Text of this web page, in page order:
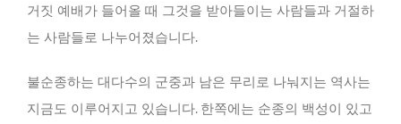
거짓 예배가 들어올 때 그것을 받아들이는 사람들과 거절하
는 사람들로 나누어졌습니다.
불순종하는 대다수의 군중과 남은 무리로 나눠지는 역사는
지금도 이루어지고 있습니다. 한쪽에는 순종의 백성이 있고